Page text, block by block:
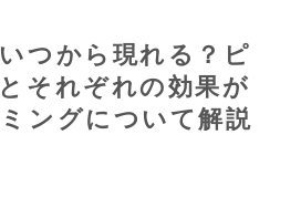
つから現れる？ピ
それぞれの効果が
ングについて解説